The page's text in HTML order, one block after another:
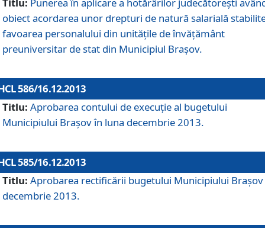
Titlu: Punerea în aplicare a hotărârilor judecătoreşti
obiect acordarea unor drepturi de natură salarială
favoarea personalului din unităţile de învăţământ
preuniversitar de stat din Municipiul Braşov.
586/16.12.2013
Titlu: Aprobarea contului de execuţie al bugetului
Municipiului Braşov în luna decembrie 2013.
585/16.12.2013
Titlu: Aprobarea rectificării bugetului Municipiului Braşov
decembrie 2013.